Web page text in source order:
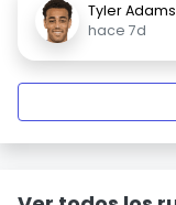
Tyler Adams
hace 7d